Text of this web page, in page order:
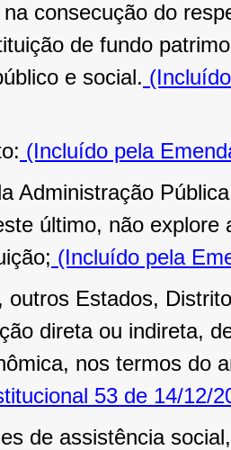
consecução do
de fundo
e social.
(Incluído pela
Administração
último, não
(Incluído pela
outros Estados,
direta ou indireta,
nos termos do
53 de 14/12/
de assistência